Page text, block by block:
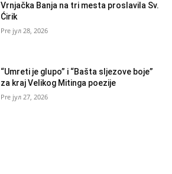
Vrnjačka Banja na tri mesta proslavila Sv.
Ćirik
јул 28, 2026
“Umreti je glupo” i “Bašta sljezove boje”
za kraj Velikog Mitinga poezije
јул 27, 2026